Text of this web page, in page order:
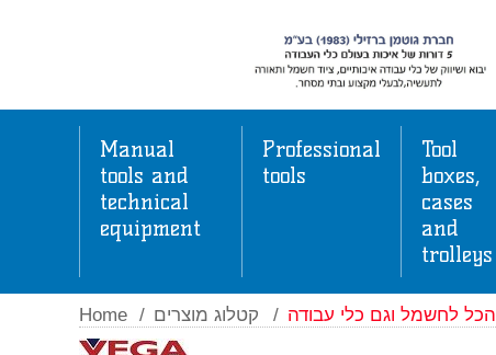
Manual
tools and
technical
equipment
Professional
tools
Tool
boxes,
cases
and
trolleys
Home / קטלוג מוצרים / הכל לחשמל וגם כלי עבודה